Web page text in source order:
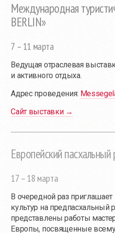
Международная
BERLIN»
7 – 11 марта
Ведущая отраслевая
и активного отдыха.
Адрес проведения:
Сайт выставки →
Европейский
17 – 18 марта
В очередной раз
культур на предпасхальный
представлены работы
Европы, посвященные